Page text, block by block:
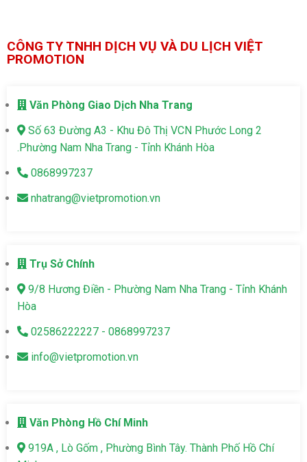
CÔNG TY TNHH DỊCH VỤ VÀ DU LỊCH VIỆT
PROMOTION
Văn Phòng Giao Dịch Nha Trang
Số 63 Đường A3 - Khu Đô Thị VCN Phước Long 2
.Phường Nam Nha Trang - Tỉnh Khánh Hòa
0868997237
nhatrang@vietpromotion.vn
Trụ Sở Chính
9/8 Hương Điền - Phường Nam Nha Trang - Tỉnh Khánh
Hòa
02586222227 - 0868997237
info@vietpromotion.vn
Văn Phòng Hồ Chí Minh
919A , Lò Gốm , Phường Bình Tây. Thành Phố Hồ Chí